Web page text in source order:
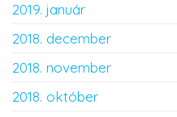
2019. január
2018. december
2018. november
2018. október